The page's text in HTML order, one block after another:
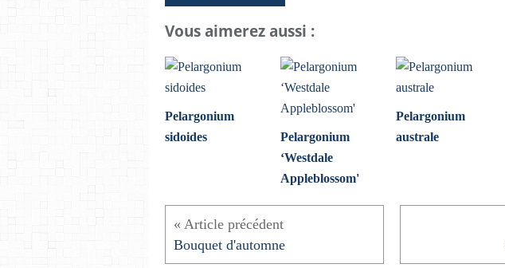
Vous aimerez aussi :
Pelargonium
sidoides
Pelargonium
‘Westdale
Appleblossom'
Pelargonium
australe
Bouquet d'automne